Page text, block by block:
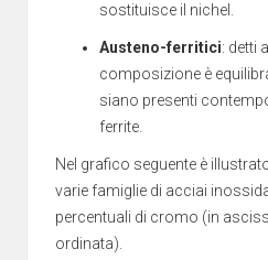
sostituisce il nichel.
Austeno-ferritici: detti
composizione è
siano presenti
ferrite.
Nel grafico seguente è
varie famiglie di acciai
percentuali di cromo (in
ordinata).